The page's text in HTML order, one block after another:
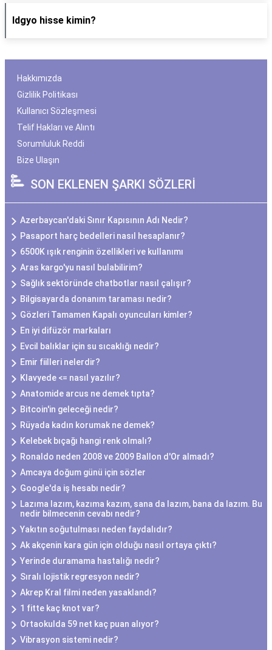
Idgyo hisse kimin?
Hakkımızda
Gizlilik Politikası
Kullanıcı Sözleşmesi
Telif Hakları ve Alıntı
Sorumluluk Reddi
Bize Ulaşın
SON EKLENEN ŞARKI SÖZLERİ
Azerbaycan'daki Sınır Kapısının Adı Nedir?
Pasaport harç bedelleri nasıl hesaplanır?
6500K ışık renginin özellikleri ve kullanımı
Aras kargo'yu nasıl bulabilirim?
Sağlık sektöründe chatbotlar nasıl çalışır?
Bilgisayarda donanım taraması nedir?
Gözleri Tamamen Kapalı oyuncuları kimler?
En iyi difüzör markaları
Evcil balıklar için su sıcaklığı nedir?
Emir fiilleri nelerdir?
Klavyede <= nasıl yazılır?
Anatomide arcus ne demek tıpta?
Bitcoin'in geleceği nedir?
Rüyada kadın korumak ne demek?
Kelebek bıçağı hangi renk olmalı?
Ronaldo neden 2008 ve 2009 Ballon d'Or almadı?
Amcaya doğum günü için sözler
Google'da iş hesabı nedir?
Lazıma lazım, kazıma kazım, sana da lazım, bana da lazım. Bu
nedir bilmecenin cevabı nedir?
Yakıtın soğutulması neden faydalıdır?
Ak akçenin kara gün için olduğu nasıl ortaya çıktı?
Yerinde duramama hastalığı nedir?
Sıralı lojistik regresyon nedir?
Akrep Kral filmi neden yasaklandı?
1 fitte kaç knot var?
Ortaokulda 59 net kaç puan alıyor?
Vibrasyon sistemi nedir?